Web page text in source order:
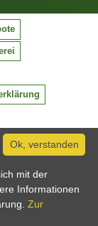
Ok, verstanden
mit der
Informationen
Zur